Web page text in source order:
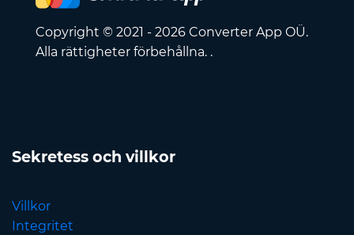
Copyright © 2021 - 2026 Converter App OÜ.
Alla rättigheter förbehållna. .
Sekretess och villkor
Villkor
Integritet